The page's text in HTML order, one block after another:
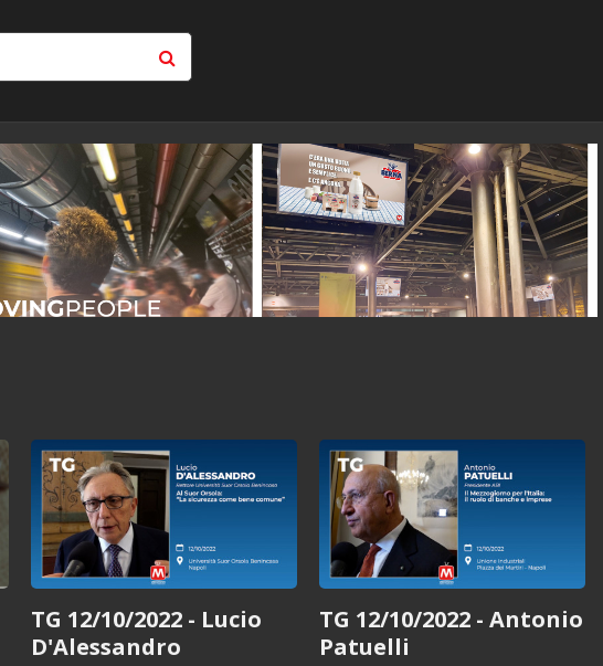
TG 12/10/2022 - Lucio
D'Alessandro
TG 12/10/2022 - Antonio
Patuelli